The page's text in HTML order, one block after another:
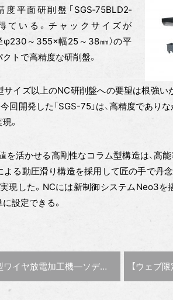
平面研削盤「SGS‐75BLD2‐
ている。チャックサイズが
φ230～355×幅25～38㎜）の平
トで高精度な研削盤。
イズ以上のNC研削盤への要望は根強い
回開発した「SGS-75」は、高精度であり
。
活かせる高剛性なコラム型構造は、高能
る動圧滑り構造を採用して匠の手で丹
現した。NCには新制御システムNeo3を
設定できる。
イヤ放電加工機―ソディック 次の記事 :
【ウェブ限